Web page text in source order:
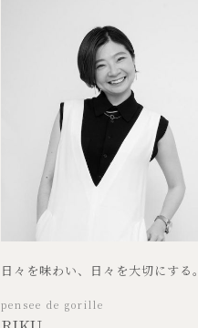
日々を味わい、日々を大切にする。
pensee de gorille